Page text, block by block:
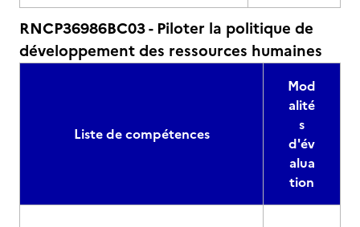
RNCP36986BC03 - Piloter la politique de
développement des ressources humaines
Liste de compétences
Mod
alité
s
d'év
alua
tion